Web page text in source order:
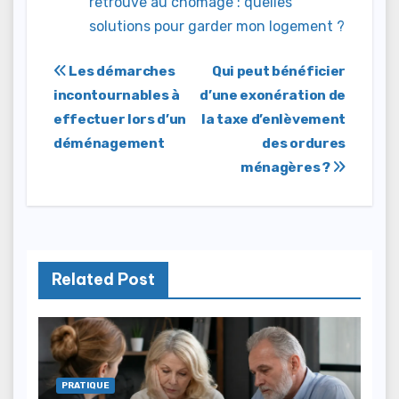
solutions pour garder mon logement ?
Navigation
de
l’article
Qui peut bénéficier
d’une exonération de
la taxe d’enlèvement
des ordures
ménagères ?
Les démarches
incontournables à
effectuer lors d’un
déménagement
Related Post
PRATIQUE